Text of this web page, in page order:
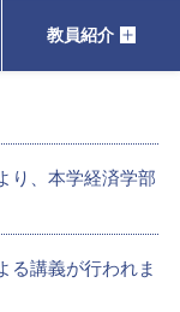
教員紹介
り、本学経済学部
る講義が行われま